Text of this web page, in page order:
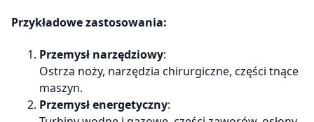
Przykładowe zastosowania:
Przemysł narzędziowy:
Ostrza noży, narzędzia chirurgiczne, części tnące
maszyn.
Przemysł energetyczny: